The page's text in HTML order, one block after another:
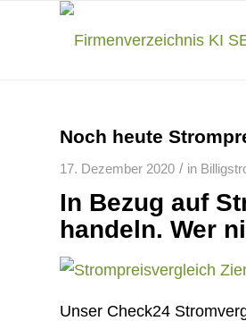
Noch heute
17. Dezember 2020 / in
In Bezug auf
handeln. Wer
Unser Check24